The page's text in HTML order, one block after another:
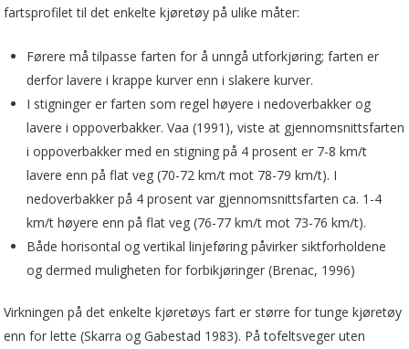
fartsprofilet til det enkelte kjøretøy på ulike måter:
Førere må tilpasse farten for å unngå utforkjøring; farten er
derfor lavere i krappe kurver enn i slakere kurver.
I stigninger er farten som regel høyere i nedoverbakker og
lavere i oppoverbakker. Vaa (1991), viste at gjennomsnittsfarten
i oppover­bakker med en stigning på 4 prosent er 7-8 km/t
lavere enn på flat veg (70-72 km/t mot 78-79 km/t). I
nedoverbakker på 4 prosent var gjen­nomsnittsfarten ca. 1-4
km/t høyere enn på flat veg (76-77 km/t mot 73-76 km/t).
Både horisontal og vertikal linjeføring påvirker siktforholdene
og dermed muligheten for forbikjøringer (Brenac, 1996)
Virkningen på det enkelte kjøretøys fart er større for tunge kjøretøy
enn for lette (Skarra og Gabestad 1983). På tofeltsveger uten